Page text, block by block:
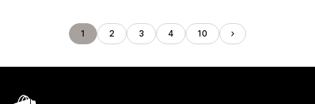
1 2 3 4 10